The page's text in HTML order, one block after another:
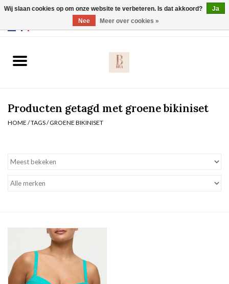
Slip
Nachtmode
Badmode
Lingerie-accessoires
Producten getagd met groene bikiniset
HOME /TAGS/GROENE BIKINISET
Wij slaan cookies op om onze website te verbeteren. Is dat akkoord?
Ja
Nee
Meer over cookies »
Webshop werkt met EU maten. .